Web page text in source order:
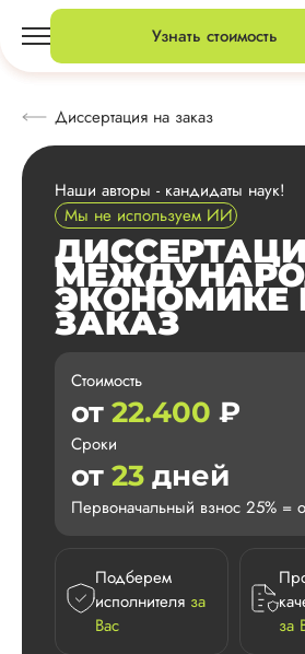
Узнать стоимость
Диссертация на заказ
Наши авторы - кандидаты наук!
Мы не используем ИИ
ЭКОНОМИКЕ
ЗАКАЗ
Стоимость
от 22.400 ₽
Сроки
от 23 дней
Первоначальный взнос 25% =
Подберем
исполнителя за
Вас
за